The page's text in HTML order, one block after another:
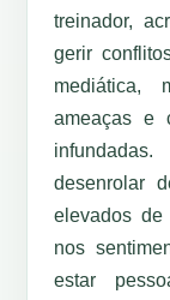
treinador,
gerir
mediática,
ameaças e
desenrolar
elevados de
nos
estar